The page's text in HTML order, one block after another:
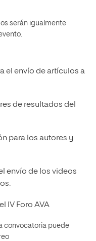
serán igualmente
el envío de artículos a
de resultados del
para los autores y
envío de los videos
IV Foro AVA
convocatoria puede